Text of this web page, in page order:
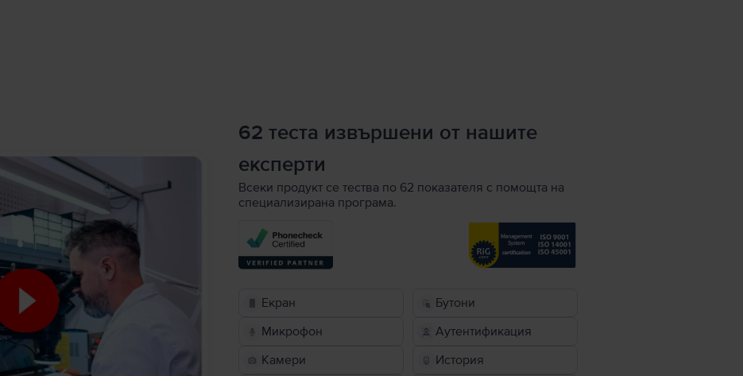
62 теста извършени от нашите
експерти
Всеки продукт се тества по 62 показателя с помощта на
специализирана програма.
Екран
Бутони
Микрофон
Аутентификация
Камери
История